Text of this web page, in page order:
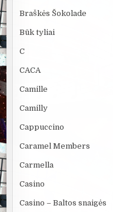
Braškės Šokolade
Būk tyliai
C
CACA
Camille
Camilly
Cappuccino
Caramel Members
Carmella
Casino
Casino – Baltos snaigės